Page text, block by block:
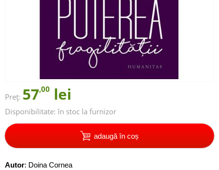
Preț: 57,00 lei
Disponibilitate: în stoc la furnizor
adaugă în coș
Autor: Doina Cornea